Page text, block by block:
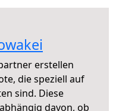
erstellen
die speziell auf
sind. Diese
davon, ob